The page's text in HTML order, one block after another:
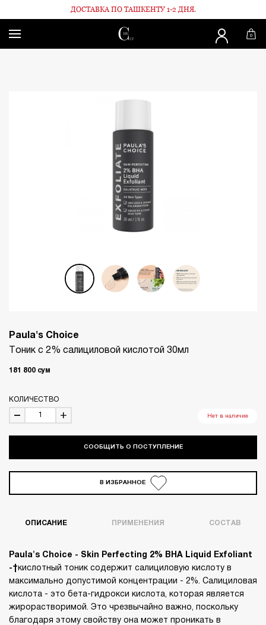
ДОСТАВКА ПО ТАШКЕНТУ 1-2 ДНЯ.
0
Для лица Тоник с 2% салициловой кислотой 30мл
Paula's Choice
Тоник с 2% салициловой кислотой 30мл
181 800 сум
КОЛИЧЕСТВО
Нет в наличие
СООБЩИТЬ О ПОСТУПЛЕНИЕ
В ИЗБРАННОЕ
ОПИСАНИЕ ПРИМЕНЕНИЯ СОСТАВ
Paula's Choice - Skin Perfecting 2% BHA Liquid Exfoliant
-кислотный тоник содержит салициловую кислоту в
максимально допустимой концентрации - 2%. Салициловая
кислота - это бета-гидрокси кислота, которая является
жирорастворимой. Это чрезвычайно важно, поскольку
благодаря этому свойству она может проникать в